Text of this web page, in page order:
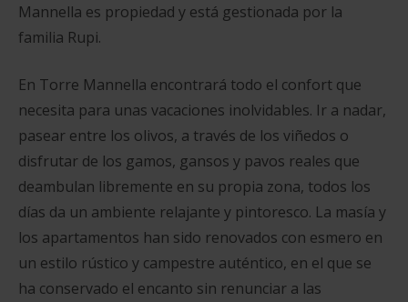
Mannella es propiedad y está gestionada por la
familia Rupi.
En Torre Mannella encontrará todo el confort que
necesita para unas vacaciones inolvidables. Ir a nadar,
pasear entre los olivos, a través de los viñedos o
disfrutar de los gamos, gansos y pavos reales que
deambulan libremente en su propia zona, todos los
días da un ambiente relajante y pintoresco. La masía y
los apartamentos han sido renovados con esmero en
un estilo rústico y campestre auténtico, en el que se
ha conservado el encanto sin renunciar a las